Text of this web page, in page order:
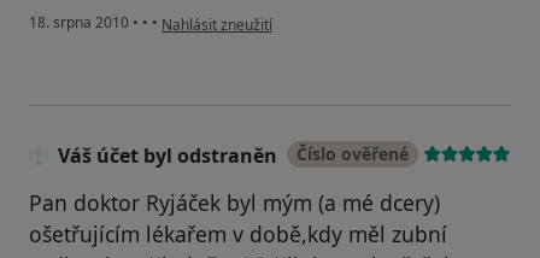
18. srpna 2010 • • • podle názoru uživatele Pacient
Nahlásit zneužití
Váš účet byl odstraněn Číslo ověřené
Pan doktor Ryjáček byl mým (a mé dcery)
ošetřujícím lékařem v době,kdy měl zubní